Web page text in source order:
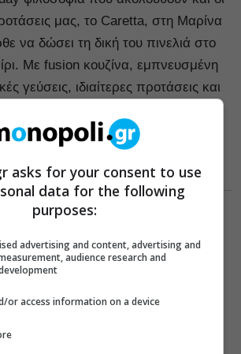
μας, το Caretta, στη Mαρίνα
να δώσει τη δική του πινελιά στο
Με fusion κουζίνα, εμπνευσμένη
γεύσεις, ιδιαίτερες προτάσεις και
στη διασκέδαση, το
μπει στη λίστα με τα πιο in
της πόλης.
asks for your consent to use
data for the following
purposes:
advertising and content, advertising and
audience research and
or access information on a device